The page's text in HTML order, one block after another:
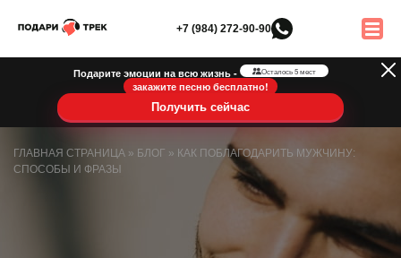
+7 (984) 272-90-90
Подарите эмоции на всю жизнь - Осталось 5 мест
закажите песню бесплатно!
Получить сейчас
ГЛАВНАЯ СТРАНИЦА » БЛОГ » КАК ПОБЛАГОДАРИТЬ МУЖЧИНУ:
СПОСОБЫ И ФРАЗЫ